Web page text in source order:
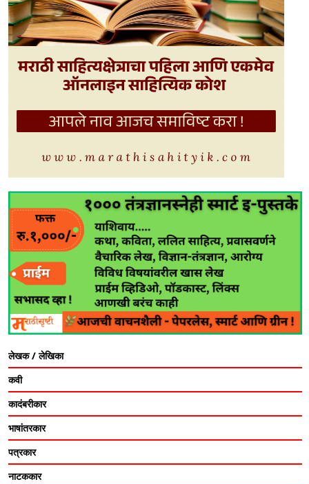
लेखक / लेखिका
कवी
कादंबरीकार
भाषांतरकार
पत्रकार
नाटककार